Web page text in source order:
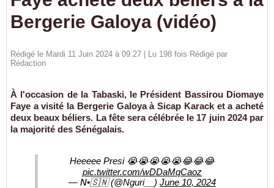
Bergerie Galoya (vidéo)
Rédigé le Mardi 11 Juin 2024 à 09:27 | Lu 198 fois Rédigé par
Rédaction
À l'occasion de la Tabaski, le Président Bassirou Diomaye
Faye a visité la Bergerie Galoya à Sicap Karack et a acheté
deux beaux béliers. La fête sera célébrée le 17 juin 2024 par
la majorité des Sénégalais.
Heeeee Presi 😭😭😭😭😭😂😂😂
pic.twitter.com/wDDaMqCaoz
— 𝘕•🇸🇳 (@Nguri__) June 10, 2024